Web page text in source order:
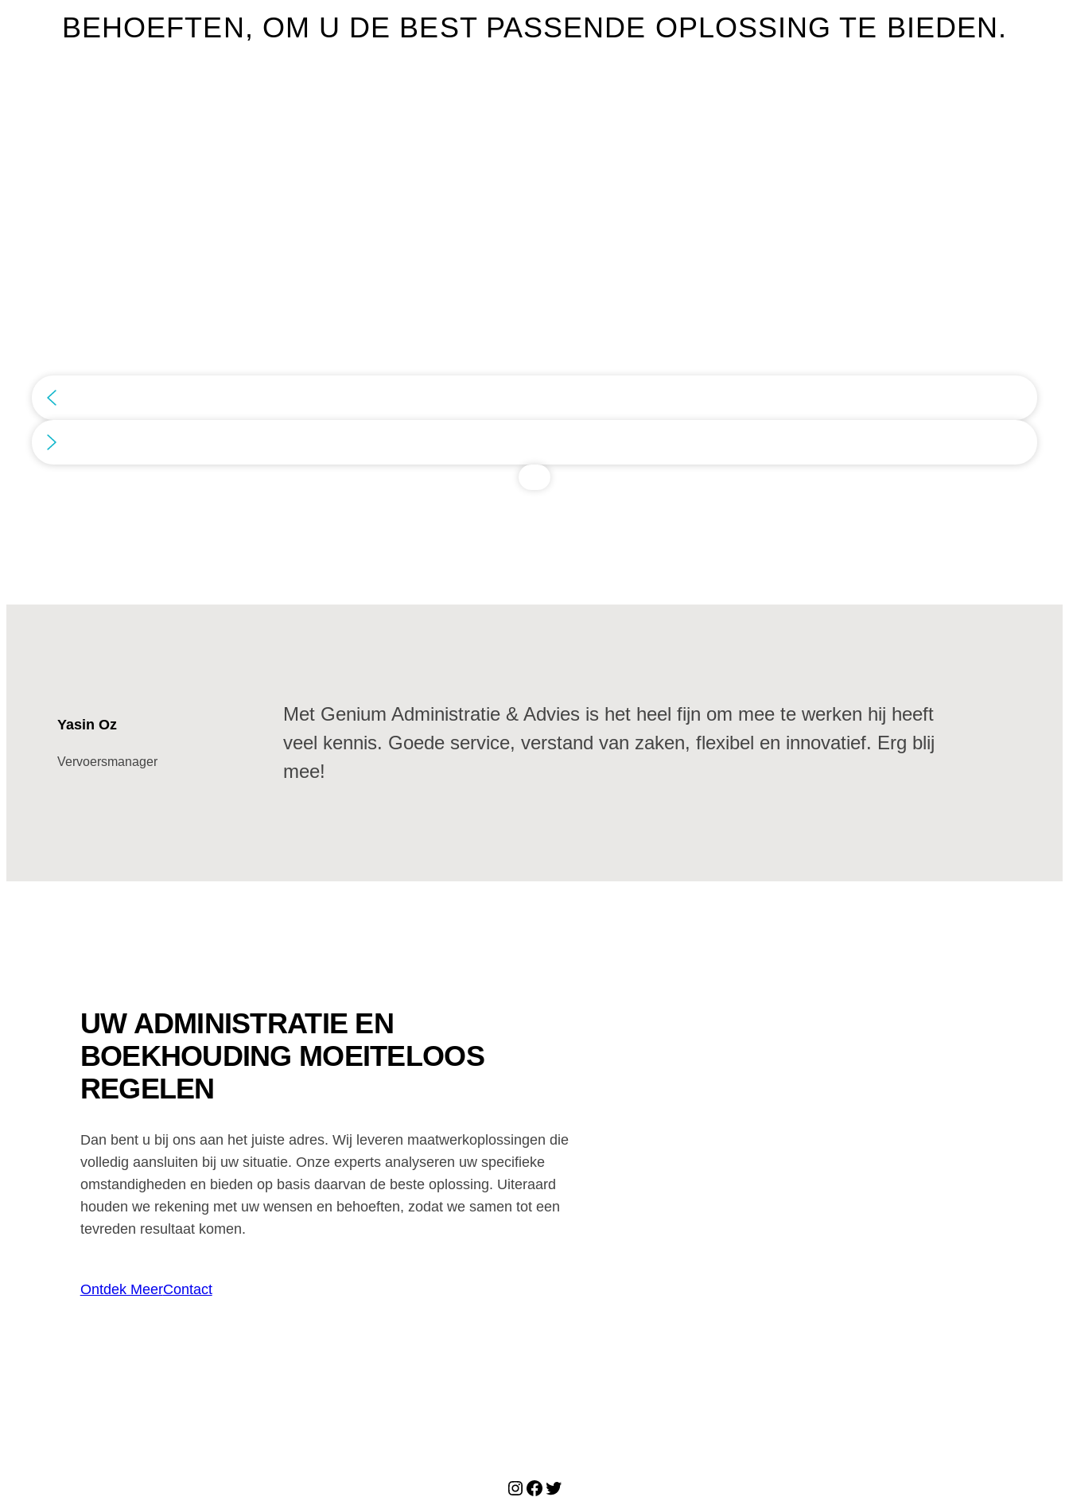
BEHOEFTEN, OM U DE BEST PASSENDE OPLOSSING TE BIEDEN.
Yasin Oz
Vervoersmanager
Met Genium Administratie & Advies is het heel fijn om mee te werken hij heeft
veel kennis. Goede service, verstand van zaken, flexibel en innovatief. Erg blij
mee!
UW ADMINISTRATIE EN
BOEKHOUDING MOEITELOOS
REGELEN
Dan bent u bij ons aan het juiste adres. Wij leveren maatwerkoplossingen die
volledig aansluiten bij uw situatie. Onze experts analyseren uw specifieke
omstandigheden en bieden op basis daarvan de beste oplossing. Uiteraard
houden we rekening met uw wensen en behoeften, zodat we samen tot een
tevreden resultaat komen.
Ontdek MeerContact
Instagram
Facebook
Twitter